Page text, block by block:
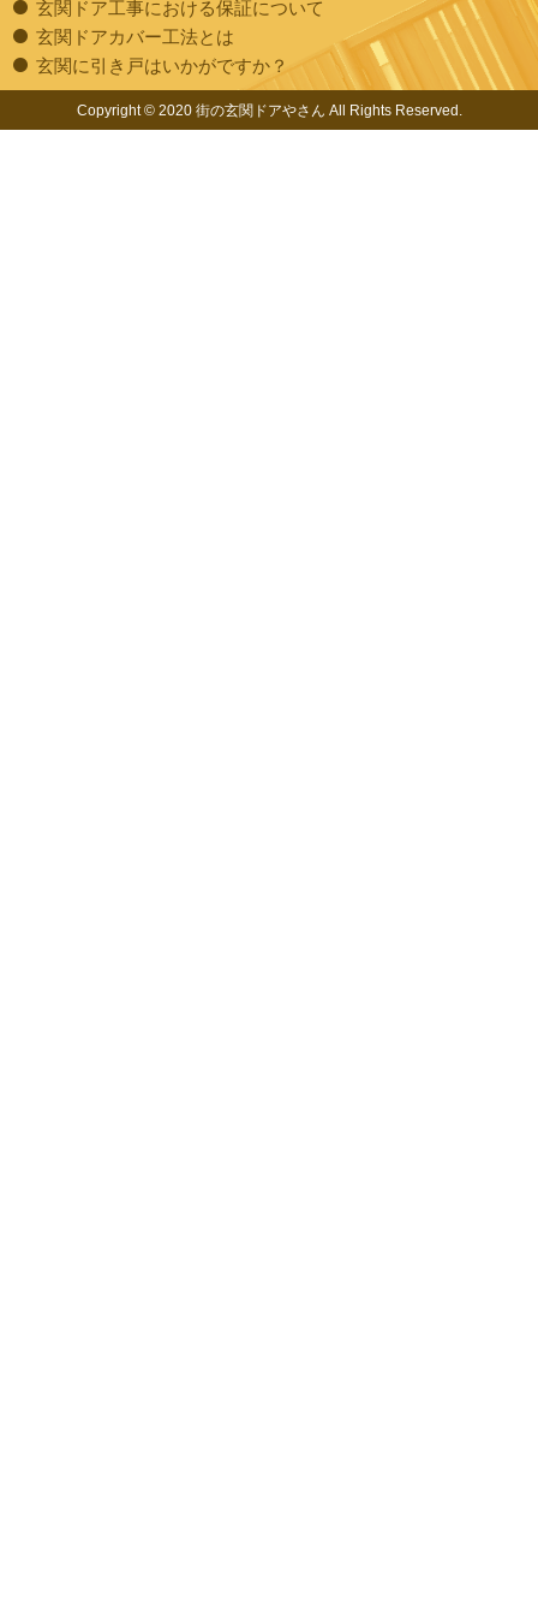
玄関ドア工事における保証について
玄関ドアカバー工法とは
玄関に引き戸はいかがですか？
Copyright © 2020 街の玄関ドアやさん All Rights Reserved.